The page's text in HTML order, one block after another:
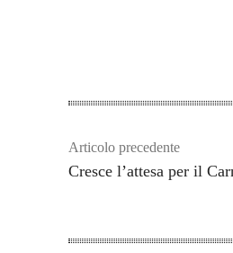
Articolo precedente
Cresce l’attesa per il